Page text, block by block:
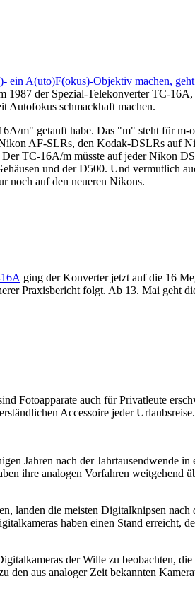
ein A(uto)F(okus)-Objektiv machen, geht
der Spezial-Telekonverter TC-
Autofokus schmackhaft machen.
m" getauft habe. Das "m" steht für
AF-SLRs, den Kodak-DSLRs auf
TC-16A/m müsste auf jeder Nikon
und der D500. Und vermutlich
noch auf den neueren Nikons.
ging der Konverter jetzt auf die 16
Praxisbericht folgt. Ab 13. Mai geht
Fotoapparate auch für Privatleute
Accessoire jeder Urlaubsreise.
Jahren nach der Jahrtausendwende
ihre analogen Vorfahren weitgehend
landen die meisten Digitalknipsen
haben einen Stand erreicht,
der Wille zu beobachten,
aus analoger Zeit bekannten